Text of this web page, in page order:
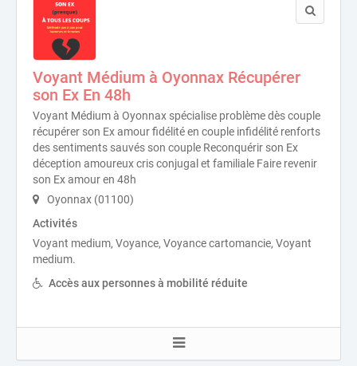
Voyant Médium à Oyonnax Récupérer
son Ex En 48h
Voyant Médium à Oyonnax spécialise problème dès couple
récupérer son Ex amour fidélité en couple infidélité renforts
des sentiments sauvés son couple Reconquérir son Ex
déception amoureux cris conjugal et familiale Faire revenir
son Ex amour en 48h
Oyonnax (01100)
Activités
Voyant medium, Voyance, Voyance cartomancie, Voyant
medium.
Accès aux personnes à mobilité réduite